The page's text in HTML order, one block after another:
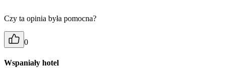
Czy ta opinia była pomocna?
0
Wspaniały hotel